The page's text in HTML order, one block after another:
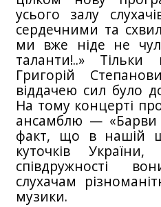
усього залу
сердечними та
ми вже ніде не
таланти!..»
Григорій
віддачею сил було
На тому концерті
ансамблю — «Барви
факт, що в нашій
куточків
співдружності
слухачам
музики.